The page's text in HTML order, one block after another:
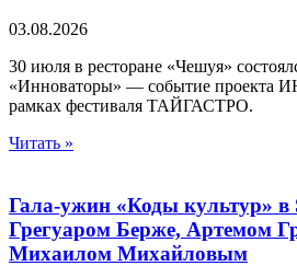
03.08.2026
30 июля в ресторане «Чешуя»
«Инноваторы» — событие
рамках фестиваля ТАЙГАСТРО.
Читать »
Гала-ужин «Коды культур» в
Грегуаром Берже, Артемом
Михаилом Михайловым